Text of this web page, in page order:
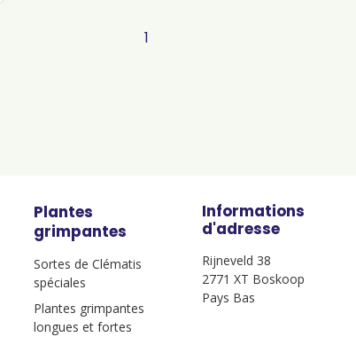
1
Plantes
grimpantes
Sortes de Clématis
spéciales
Plantes grimpantes
longues et fortes
Informations
d'adresse
Rijneveld 38
2771 XT Boskoop
Pays Bas